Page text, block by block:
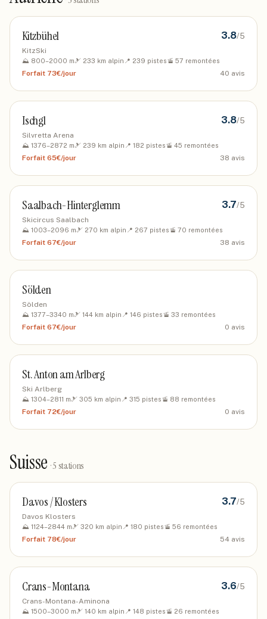
Kitzbühel
KitzSki
3.8/5
⛰️ 800–2000 m🎿 233 km alpin 📍 239 pistes🚡 57 remontées
Forfait 73€/jour 40 avis
Ischgl
Silvretta Arena
3.8/5
⛰️ 1376–2872 m🎿 239 km alpin 📍 182 pistes🚡 45 remontées
Forfait 65€/jour 38 avis
Saalbach-Hinterglemm
Skicircus Saalbach
3.7/5
⛰️ 1003–2096 m🎿 270 km alpin 📍 267 pistes🚡 70 remontées
Forfait 67€/jour 38 avis
Sölden
Sölden
⛰️ 1377–3340 m🎿 144 km alpin 📍 146 pistes🚡 33 remontées
Forfait 67€/jour 0 avis
St. Anton am Arlberg
Ski Arlberg
⛰️ 1304–2811 m🎿 305 km alpin 📍 315 pistes🚡 88 remontées
Forfait 72€/jour 0 avis
Suisse ·5stations
Davos / Klosters
Davos Klosters
3.7/5
⛰️ 1124–2844 m🎿 320 km alpin 📍 180 pistes🚡 56 remontées
Forfait 78€/jour 54 avis
Crans-Montana
Crans-Montana-Aminona
3.6/5
⛰️ 1500–3000 m🎿 140 km alpin 📍 148 pistes🚡 26 remontées